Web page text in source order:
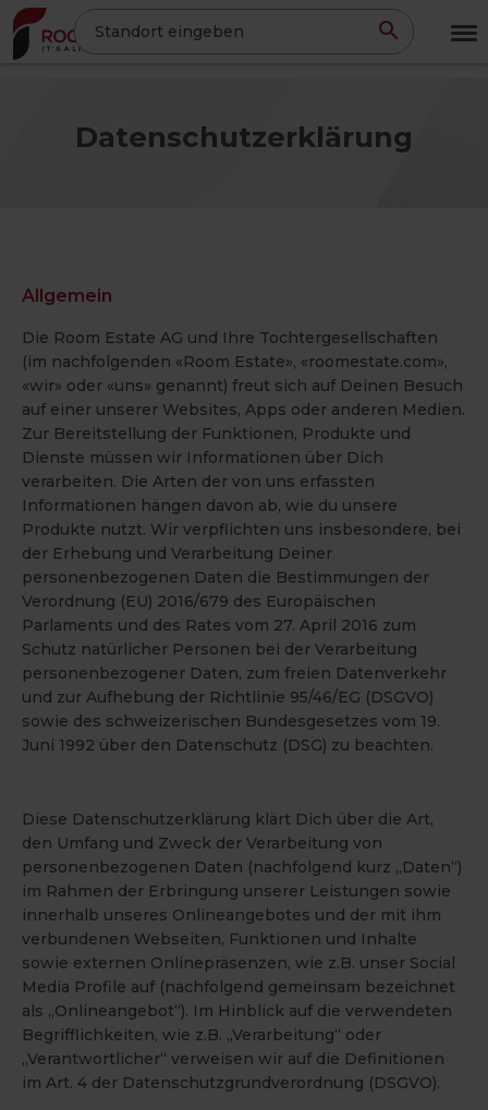
Direkt
zum
Inhalt
Standort eingeben
Datenschutzerklärung
Allgemein
Die Room Estate AG und Ihre Tochtergesellschaften
(im nachfolgenden «Room Estate», «roomestate.com»,
«wir» oder «uns» genannt) freut sich auf Deinen Besuch
auf einer unserer Websites, Apps oder anderen Medien.
Zur Bereitstellung der Funktionen, Produkte und
Dienste müssen wir Informationen über Dich
verarbeiten. Die Arten der von uns erfassten
Informationen hängen davon ab, wie du unsere
Produkte nutzt. Wir verpflichten uns insbesondere, bei
der Erhebung und Verarbeitung Deiner
personenbezogenen Daten die Bestimmungen der
Verordnung (EU) 2016/679 des Europäischen
Parlaments und des Rates vom 27. April 2016 zum
Schutz natürlicher Personen bei der Verarbeitung
personenbezogener Daten, zum freien Datenverkehr
und zur Aufhebung der Richtlinie 95/46/EG (DSGVO)
sowie des schweizerischen Bundesgesetzes vom 19.
Juni 1992 über den Datenschutz (DSG) zu beachten.
Diese Datenschutzerklärung klärt Dich über die Art,
den Umfang und Zweck der Verarbeitung von
personenbezogenen Daten (nachfolgend kurz „Daten“)
im Rahmen der Erbringung unserer Leistungen sowie
innerhalb unseres Onlineangebotes und der mit ihm
verbundenen Webseiten, Funktionen und Inhalte
sowie externen Onlinepräsenzen, wie z.B. unser Social
Media Profile auf (nachfolgend gemeinsam bezeichnet
als „Onlineangebot“). Im Hinblick auf die verwendeten
Begrifflichkeiten, wie z.B. „Verarbeitung“ oder
„Verantwortlicher“ verweisen wir auf die Definitionen
im Art. 4 der Datenschutzgrundverordnung (DSGVO).